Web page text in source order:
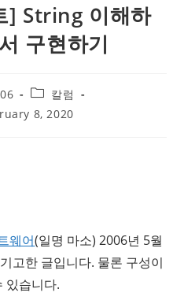
] String 이해하
구현하기
Post
category:
칼럼
8, 2020
웨어(일명 마소) 2006년 5월
고한 글입니다. 물론 구성이
있습니다.